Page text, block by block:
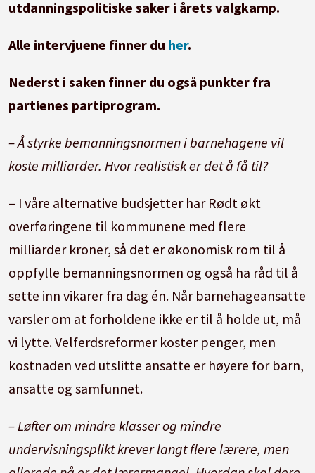
utdanningspolitiske saker i årets valgkamp.
Alle intervjuene finner du her.
Nederst i saken finner du også punkter fra
partienes partiprogram.
– Å styrke bemanningsnormen i barnehagene vil
koste milliarder. Hvor realistisk er det å få til?
– I våre alternative budsjetter har Rødt økt
overføringene til kommunene med flere
milliarder kroner, så det er økonomisk rom til å
oppfylle bemanningsnormen og også ha råd til å
sette inn vikarer fra dag én. Når barnehageansatte
varsler om at forholdene ikke er til å holde ut, må
vi lytte. Velferdsreformer koster penger, men
kostnaden ved utslitte ansatte er høyere for barn,
ansatte og samfunnet.
– Løfter om mindre klasser og mindre
undervisningsplikt krever langt flere lærere, men